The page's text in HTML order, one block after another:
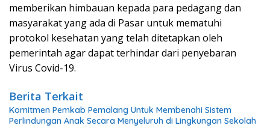
memberikan himbauan kepada para pedagang dan
masyarakat yang ada di Pasar untuk mematuhi
protokol kesehatan yang telah ditetapkan oleh
pemerintah agar dapat terhindar dari penyebaran
Virus Covid-19.
Berita Terkait
Komitmen Pemkab Pemalang Untuk Membenahi Sistem
Perlindungan Anak Secara Menyeluruh di Lingkungan Sekolah